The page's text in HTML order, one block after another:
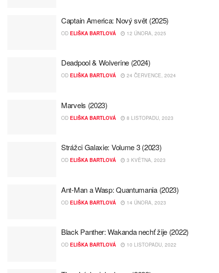
Captain America: Nový svět (2025)
OD ELIŠKA BARTLOVÁ 12 ÚNORA, 2025
Deadpool & Wolverine (2024)
OD ELIŠKA BARTLOVÁ 24 ČERVENCE, 2024
Marvels (2023)
OD ELIŠKA BARTLOVÁ 8 LISTOPADU, 2023
Strážci Galaxie: Volume 3 (2023)
OD ELIŠKA BARTLOVÁ 3 KVĚTNA, 2023
Ant-Man a Wasp: Quantumania (2023)
OD ELIŠKA BARTLOVÁ 14 ÚNORA, 2023
Black Panther: Wakanda nechť žije (2022)
OD ELIŠKA BARTLOVÁ 10 LISTOPADU, 2022